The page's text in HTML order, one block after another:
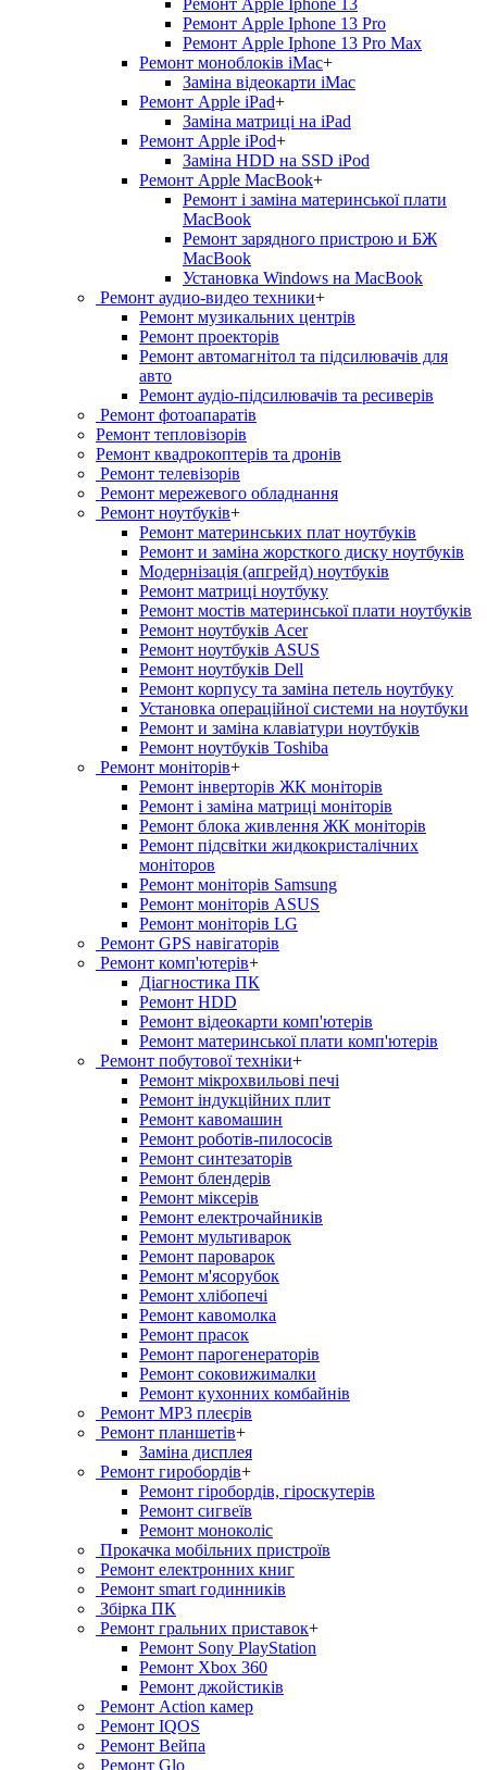
Ремонт Apple Iphone 13
Ремонт Apple Iphone 13 Pro
Ремонт Apple Iphone 13 Pro Max
Ремонт моноблоків iMac+
Заміна відеокарти iMac
Ремонт Apple iPad+
Заміна матриці на iPad
Ремонт Apple iPod+
Заміна HDD на SSD iPod
Ремонт Apple MacBook+
Ремонт і заміна материнської плати
MacBook
Ремонт зарядного пристрою и БЖ
MacBook
Установка Windows на MacBook
Ремонт аудио-видео техники+
Ремонт музикальних центрів
Ремонт проекторів
Ремонт автомагнітол та підсилювачів для
авто
Ремонт аудіо-підсилювачів та ресиверів
Ремонт фотоапаратів
Ремонт тепловізорів
Ремонт квадрокоптерів та дронів
Ремонт телевізорів
Ремонт мережевого обладнання
Ремонт ноутбуків+
Ремонт материнських плат ноутбуків
Ремонт и заміна жорсткого диску ноутбуків
Модернізація (апгрейд) ноутбуків
Ремонт матриці ноутбуку
Ремонт мостів материнської плати ноутбуків
Ремонт ноутбуків Acer
Ремонт ноутбуків ASUS
Ремонт ноутбуків Dell
Ремонт корпусу та заміна петель ноутбуку
Установка операційної системи на ноутбуки
Ремонт и заміна клавіатури ноутбуків
Ремонт ноутбуків Toshiba
Ремонт моніторів+
Ремонт інверторів ЖК моніторів
Ремонт і заміна матриці моніторів
Ремонт блока живлення ЖК моніторів
Ремонт підсвітки жидкокристалічних
моніторов
Ремонт моніторів Samsung
Ремонт моніторів ASUS
Ремонт моніторів LG
Ремонт GPS навігаторів
Ремонт комп'ютерів+
Діагностика ПК
Ремонт HDD
Ремонт відеокарти комп'ютерів
Ремонт материнської плати комп'ютерів
Ремонт побутової техніки+
Ремонт мікрохвильові печі
Ремонт індукційних плит
Ремонт кавомашин
Ремонт роботів-пилососів
Ремонт синтезаторів
Ремонт блендерiв
Ремонт мiксерiв
Ремонт електрочайників
Ремонт мультиварок
Ремонт пароварок
Ремонт м'ясорубок
Ремонт хлiбопечi
Ремонт кавомолка
Ремонт прасок
Ремонт парогенераторiв
Ремонт соковижималки
Ремонт кухонних комбайнів
Ремонт MP3 плеєрів
Ремонт планшетів+
Заміна дисплея
Ремонт гиробордiв+
Ремонт гіробордів, гіроскутерів
Ремонт сигвеїв
Ремонт моноколіс
Прокачка мобільних пристроїв
Ремонт електронних книг
Ремонт smart годинників
Збірка ПК
Ремонт гральних приставок+
Ремонт Sony PlayStation
Ремонт Xbox 360
Ремонт джойстиків
Ремонт Action камер
Ремонт IQOS
Ремонт Вейпа
Ремонт Glo